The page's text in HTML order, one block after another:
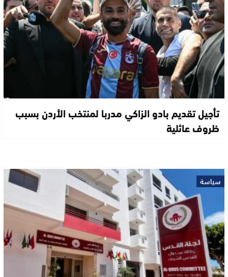
تأجيل تقديم بادو الزاكي مدربا لمنتخب الأردن بسبب
ظروف عائلية
سياسة